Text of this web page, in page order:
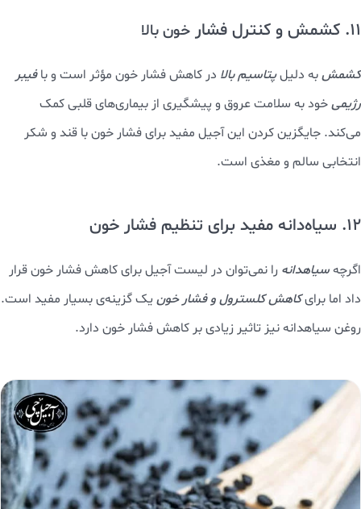
11. کشمش و کنترل فشار خون بالا
کشمش به دلیلپتاسیم بالا در کاهش فشار خون مؤثر است و بافیبر
رژیمی خود به سلامت عروق و پیشگیری از بیماری‌های قلبی کمک
می‌کند. جایگزین کردن این آجیل مفید برای فشار خون با قند و شکر
انتخابی سالم و مغذی است.
12. سیاه‌دانه مفید برای تنظیم فشار خون
اگرچهسیاهدانه را نمی‌توان در لیست آجیل برای کاهش فشار خون قرار
داد اما برایکاهش کلسترول و فشار خون یک گزینه‌ی بسیار مفید است.
روغن سیاهدانه نیز تاثیر زیادی بر کاهش فشار خون دارد.